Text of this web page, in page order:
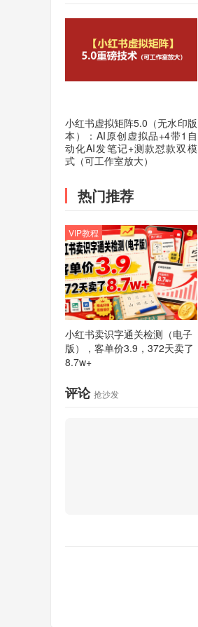
小红书虚拟矩阵5.0（无水印版
本）：AI原创虚拟品+4带1自
动化AI发笔记+测款怼款双模
式（可工作室放大）
热门推荐
小红书卖识字通关检测（电子
版），客单价3.9，372天卖了
8.7w+
VIP教程
评论 抢沙发